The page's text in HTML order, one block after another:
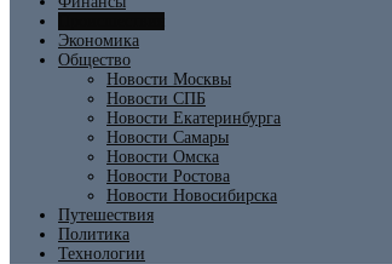
Экономика
Общество
Новости Москвы
Новости СПБ
Новости Екатеринбурга
Новости Самары
Новости Омска
Новости Ростова
Новости Новосибирска
Путешествия
Политика
Технологии